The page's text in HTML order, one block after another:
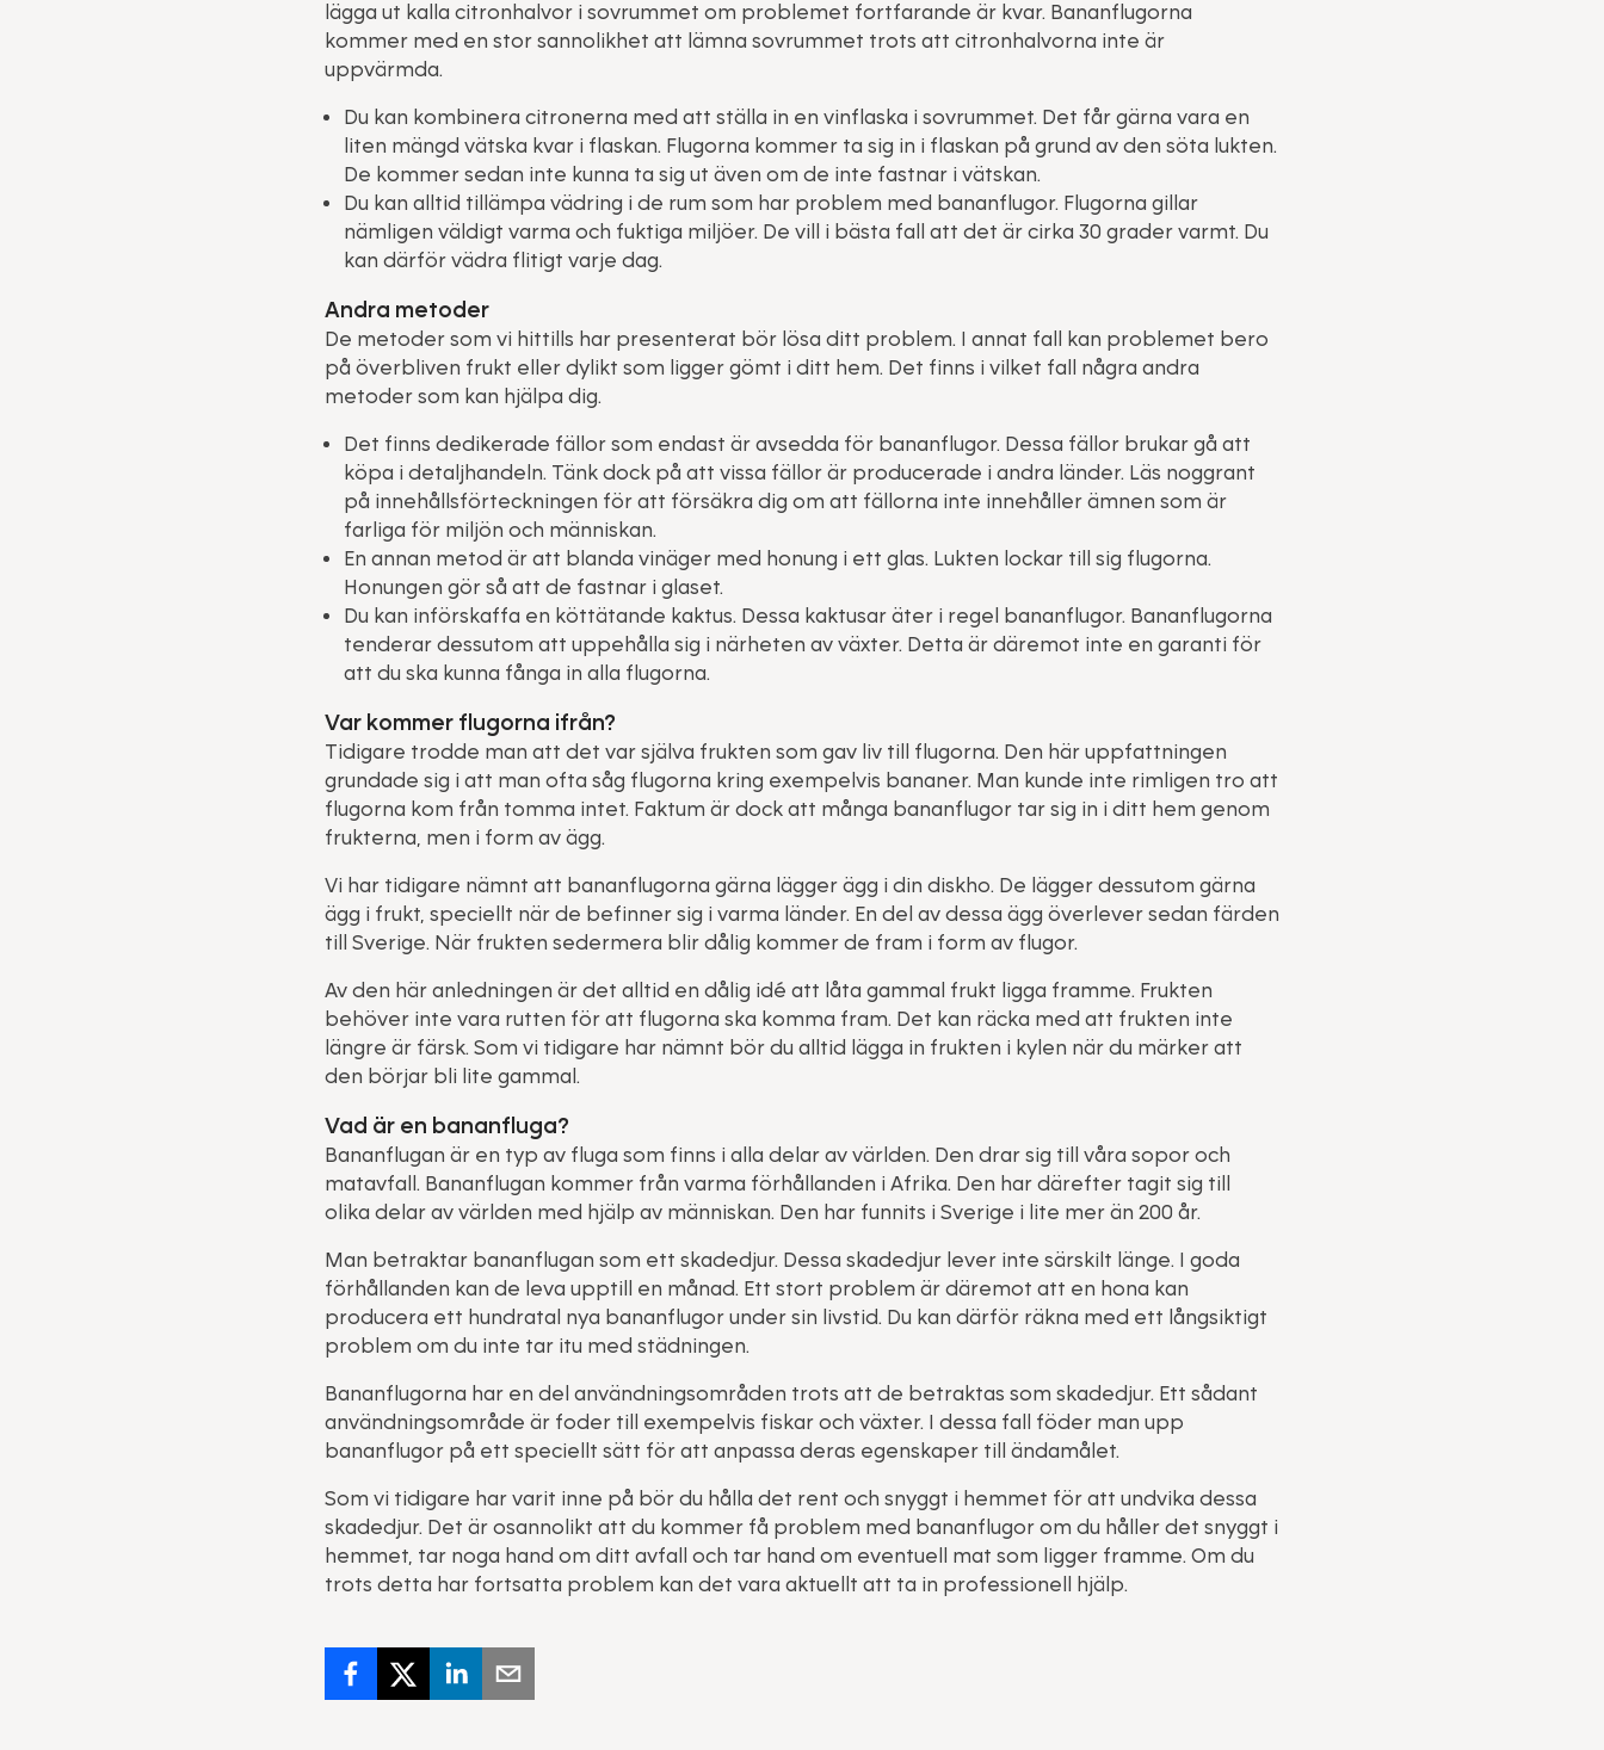
lägga ut kalla citronhalvor i sovrummet om problemet fortfarande är kvar. Bananflugorna
kommer med en stor sannolikhet att lämna sovrummet trots att citronhalvorna inte är
uppvärmda.
Du kan kombinera citronerna med att ställa in en vinflaska i sovrummet. Det får gärna vara en
liten mängd vätska kvar i flaskan. Flugorna kommer ta sig in i flaskan på grund av den söta lukten.
De kommer sedan inte kunna ta sig ut även om de inte fastnar i vätskan.
Du kan alltid tillämpa vädring i de rum som har problem med bananflugor. Flugorna gillar
nämligen väldigt varma och fuktiga miljöer. De vill i bästa fall att det är cirka 30 grader varmt. Du
kan därför vädra flitigt varje dag.
Andra metoder
De metoder som vi hittills har presenterat bör lösa ditt problem. I annat fall kan problemet bero
på överbliven frukt eller dylikt som ligger gömt i ditt hem. Det finns i vilket fall några andra
metoder som kan hjälpa dig.
Det finns dedikerade fällor som endast är avsedda för bananflugor. Dessa fällor brukar gå att
köpa i detaljhandeln. Tänk dock på att vissa fällor är producerade i andra länder. Läs noggrant
på innehållsförteckningen för att försäkra dig om att fällorna inte innehåller ämnen som är
farliga för miljön och människan.
En annan metod är att blanda vinäger med honung i ett glas. Lukten lockar till sig flugorna.
Honungen gör så att de fastnar i glaset.
Du kan införskaffa en köttätande kaktus. Dessa kaktusar äter i regel bananflugor. Bananflugorna
tenderar dessutom att uppehålla sig i närheten av växter. Detta är däremot inte en garanti för
att du ska kunna fånga in alla flugorna.
Var kommer flugorna ifrån?
Tidigare trodde man att det var själva frukten som gav liv till flugorna. Den här uppfattningen
grundade sig i att man ofta såg flugorna kring exempelvis bananer. Man kunde inte rimligen tro att
flugorna kom från tomma intet. Faktum är dock att många bananflugor tar sig in i ditt hem genom
frukterna, men i form av ägg.
Vi har tidigare nämnt att bananflugorna gärna lägger ägg i din diskho. De lägger dessutom gärna
ägg i frukt, speciellt när de befinner sig i varma länder. En del av dessa ägg överlever sedan färden
till Sverige. När frukten sedermera blir dålig kommer de fram i form av flugor.
Av den här anledningen är det alltid en dålig idé att låta gammal frukt ligga framme. Frukten
behöver inte vara rutten för att flugorna ska komma fram. Det kan räcka med att frukten inte
längre är färsk. Som vi tidigare har nämnt bör du alltid lägga in frukten i kylen när du märker att
den börjar bli lite gammal.
Vad är en bananfluga?
Bananflugan är en typ av fluga som finns i alla delar av världen. Den drar sig till våra sopor och
matavfall. Bananflugan kommer från varma förhållanden i Afrika. Den har därefter tagit sig till
olika delar av världen med hjälp av människan. Den har funnits i Sverige i lite mer än 200 år.
Man betraktar bananflugan som ett skadedjur. Dessa skadedjur lever inte särskilt länge. I goda
förhållanden kan de leva upptill en månad. Ett stort problem är däremot att en hona kan
producera ett hundratal nya bananflugor under sin livstid. Du kan därför räkna med ett långsiktigt
problem om du inte tar itu med städningen.
Bananflugorna har en del användningsområden trots att de betraktas som skadedjur. Ett sådant
användningsområde är foder till exempelvis fiskar och växter. I dessa fall föder man upp
bananflugor på ett speciellt sätt för att anpassa deras egenskaper till ändamålet.
Som vi tidigare har varit inne på bör du hålla det rent och snyggt i hemmet för att undvika dessa
skadedjur. Det är osannolikt att du kommer få problem med bananflugor om du håller det snyggt i
hemmet, tar noga hand om ditt avfall och tar hand om eventuell mat som ligger framme. Om du
trots detta har fortsatta problem kan det vara aktuellt att ta in professionell hjälp.